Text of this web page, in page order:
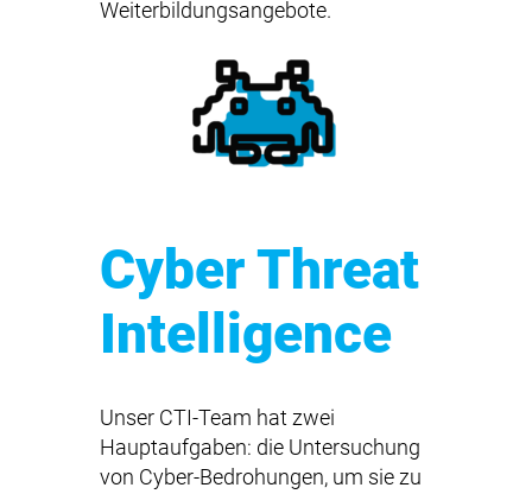
Weiterbildungsangebote.
Cyber Threat
Intelligence
Unser CTI-Team hat zwei
Hauptaufgaben: die Untersuchung
von Cyber-Bedrohungen, um sie zu